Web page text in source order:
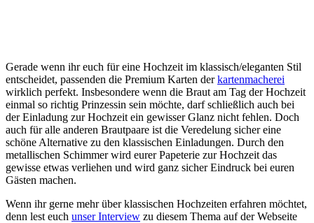
Gerade wenn ihr euch für eine Hochzeit im klassisch/eleganten Stil
entscheidet, passenden die Premium Karten derkartenmacherei
wirklich perfekt. Insbesondere wenn die Braut am Tag der Hochzeit
einmal so richtig Prinzessin sein möchte, darf schließlich auch bei
der Einladung zur Hochzeit ein gewisser Glanz nicht fehlen. Doch
auch für alle anderen Brautpaare ist die Veredelung sicher eine
schöne Alternative zu den klassischen Einladungen. Durch den
metallischen Schimmer wird eurer Papeterie zur Hochzeit das
gewisse etwas verliehen und wird ganz sicher Eindruck bei euren
Gästen machen.
Wenn ihr gerne mehr über klassischen Hochzeiten erfahren möchtet,
denn lest euch unser Interview zu diesem Thema auf der Webseite